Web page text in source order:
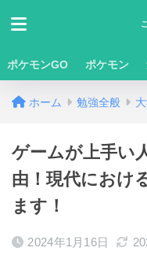
ポケモンGO ポケモン
ホーム 勉強全般
ゲームが上手い
由！現代におけ
ます！
2024年1月16日